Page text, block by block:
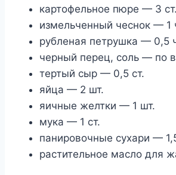
картофельное пюре — 3 ст.
измельченный чеснок — 1
рубленая петрушка — 0,5
черный перец, соль — по
тертый сыр — 0,5 ст.
яйца — 2 шт.
яичные желтки — 1 шт.
мука — 1 ст.
панировочные сухари —
растительное масло для